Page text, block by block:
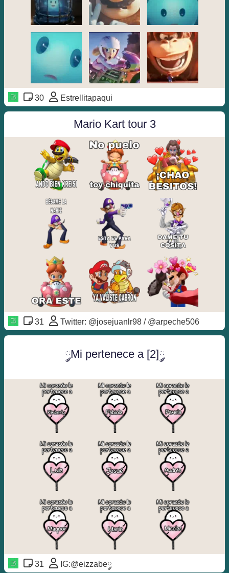
30 Estrellitapaqui
Mario Kart tour 3
31 Twitter: @josejuanlr98 / @arpeche506
༘Mi pertenece a [2]༘
31 IG:@eizzabe༘